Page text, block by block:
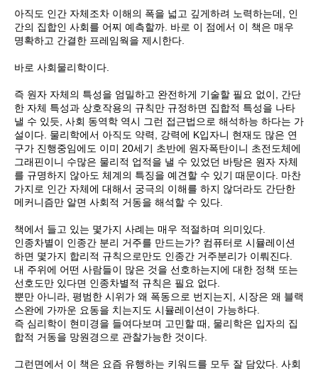
아직도 인간 자체조차 이해의 폭을 넓고 깊게하려 노력하는데, 인
간의 집합인 사회를 어찌 예측할까. 바로 이 점에서 이 책은 매우
명확하고 간결한 프레임웍을 제시한다.
바로 사회물리학이다.
즉 원자 자체의 특성을 엄밀하고 완전하게 기술할 필요 없이, 간단
한 자체 특성과 상호작용의 규칙만 규정하면 집합적 특성을 나타
낼 수 있듯, 사회 동역학 역시 그런 접근법으로 해석하능 하다는 가
설이다. 물리학에서 아직도 약력, 강력에 K입자니 현재도 많은 연
구가 진행중임에도 이미 20세기 초반에 원자폭탄이니 초전도체에
그래핀이니 수많은 물리적 업적을 낼 수 있었던 바탕은 원자 자체
를 규명하지 않아도 체계의 특징을 예견할 수 있기 때문이다. 마찬
가지로 인간 자체에 대해서 궁극의 이해를 하지 않더라도 간단한
메커니즘만 알면 사회적 거동을 해석할 수 있다.
책에서 들고 있는 몇가지 사례는 매우 적절하며 의미있다.
인종차별이 인종간 분리 거주를 만드는가? 컴퓨터로 시뮬레이션
하면 몇가지 합리적 규칙으로만도 인종간 거주분리가 이뤄진다.
내 주위에 어떤 사람들이 많은 것을 선호하는지에 대한 정책 또는
선호도만 있다면 인종차별적 규칙은 필요 없다.
뿐만 아니라, 평범한 시위가 왜 폭동으로 번지는지, 시장은 왜 블랙
스완에 가까운 요동을 치는지도 시뮬레이션이 가능하다.
즉 심리학이 현미경을 들여다보며 고민할 때, 물리학은 입자의 집
합적 거동을 망원경으로 관찰가능한 것이다.
그런면에서 이 책은 요즘 유행하는 키워드를 모두 잘 담았다. 사회